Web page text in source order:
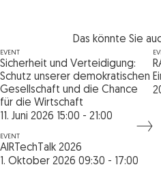
Das könnte Sie
EVENT
Sicherheit und Verteidigung:
Schutz unserer demokratischen
Gesellschaft und die Chance
für die Wirtschaft
11. Juni 2026 15:00 - 21:00
EVENT
AIRTechTalk 2026
1. Oktober 2026 09:30 - 17:00